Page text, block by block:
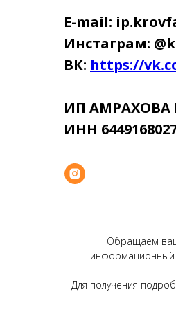
E-mail:
Инстаграм:
ВК: https://
ИП АМРАХОВА
ИНН
Обращаем
информационный
Для получения